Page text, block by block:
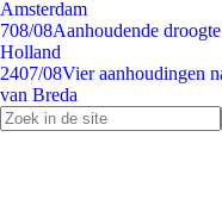
Amsterdam
708/08Aanhoudende
Holland
2407/08Vier aanhoudingen
van Breda